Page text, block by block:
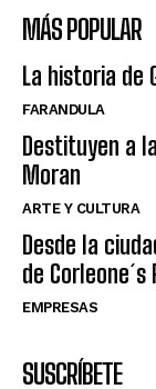
MÁS POPULAR
La historia de
FARANDULA
Destituyen a
Moran
ARTE Y CULTURA
Desde la
de Corleone´s
EMPRESAS
SUSCRÍBETE